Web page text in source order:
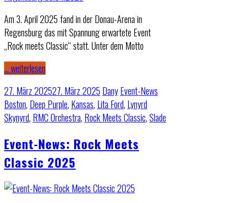
Am 3. April 2025 fand in der Donau-Arena in
Regensburg das mit Spannung erwartete Event
„Rock meets Classic“ statt. Unter dem Motto
… weiterlesen
27. März 202527. März 2025 DanyEvent-News
Boston, Deep Purple, Kansas, Lita Ford, Lynyrd
Skynyrd, RMC Orchestra, Rock Meets Classic,Slade
Event-News: Rock Meets
Classic 2025